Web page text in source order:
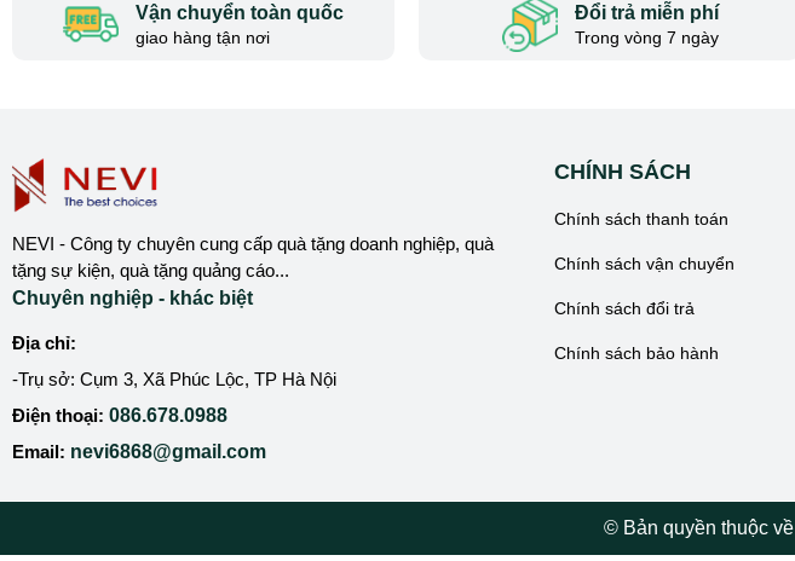
Vận chuyển toàn quốc
giao hàng tận nơi
Đổi trả miễn phí
Trong vòng 7 ngày
NEVI - Công ty chuyên cung cấp quà tặng doanh nghiệp, quà
tặng sự kiện, quà tặng quảng cáo...
Chuyên nghiệp - khác biệt
Địa chỉ:
-Trụ sở: Cụm 3, Xã Phúc Lộc, TP Hà Nội
Điện thoại: 086.678.0988
Email: nevi6868@gmail.com
CHÍNH SÁCH
Chính sách thanh toán
Chính sách vận chuyển
Chính sách đổi trả
Chính sách bảo hành
© Bản quyền thuộc về